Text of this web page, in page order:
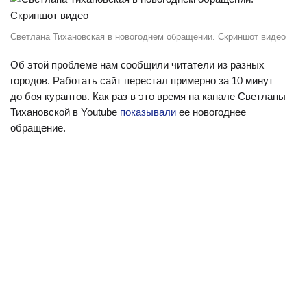
Светлана Тихановская в новогоднем обращении. Скриншот видео
Об этой проблеме нам сообщили читатели из разных
городов. Работать сайт перестал примерно за 10 минут
до боя курантов. Как раз в это время на канале Светланы
Тихановской в Youtube показывали ее новогоднее
обращение.